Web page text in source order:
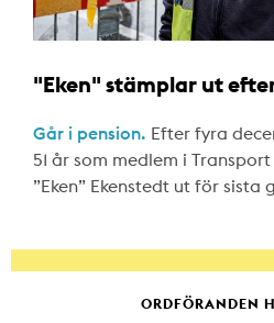
"Eken" stämplar ut
Går i pension. Efter fyra
51 år som medlem i
”Eken” Ekenstedt ut för sista
ORDFÖRANDEN